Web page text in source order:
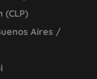
(CLP)
Aires /